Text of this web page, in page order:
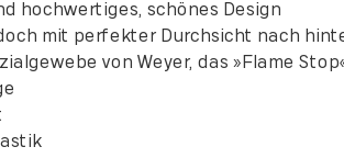
schönes Design
mit perfekter Durchsicht nach
von Weyer, das »Flame